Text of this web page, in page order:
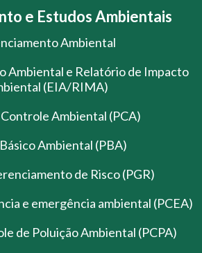
e Estudos Ambientais
Ambiental
Ambiental e Relatório de Impacto
(EIA/RIMA)
Controle Ambiental (PCA)
Ambiental (PBA)
de Risco (PGR)
e emergência ambiental (PCEA)
de Poluição Ambiental (PCPA)